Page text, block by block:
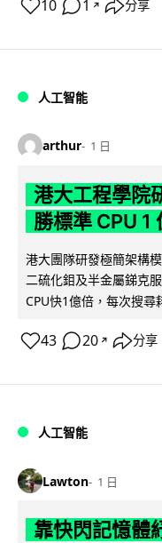
10 1 ↗ 分享
人工智能
arthur 1 日
港大工程學院
勝標準 CPU 1
港大團隊研發極簡架構
二硫化鉬及半金屬銻克
CPU快1億倍，每次搜尋
43 20 ↗ 分享
人工智能
Lawton 1 日
靠快閃記憶體